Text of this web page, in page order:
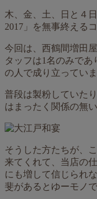
木、金、土、日と４
2017」を無事終える
今回は、西鶴間増田
タッフは1名のみで
の人で成り立っていま
普段は製粉していた
はまったく関係の無
そうした方たちが、
来てくれて、当店の
にも増して信じられ
斐があるとゆーモノで